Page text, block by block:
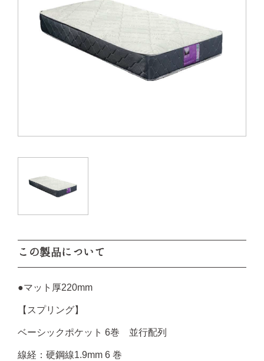
この製品について
●マット厚220mm
【スプリング】
ベーシックポケット 6巻 並行配列
線経：硬鋼線1.9mm 6 巻